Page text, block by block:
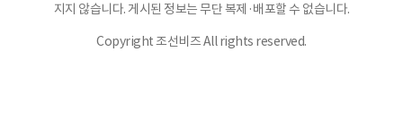
지지 않습니다. 게시된 정보는 무단 복제·배포할 수 없습니다.
Copyright 조선비즈 All rights reserved.